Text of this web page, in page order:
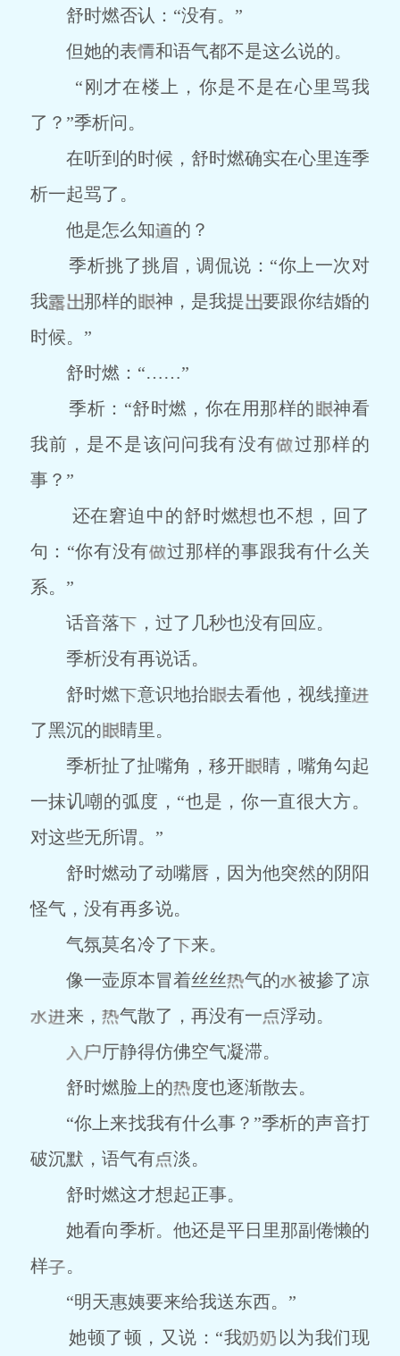
舒时燃否认：“没有。”
但她的表
和语气都不是这么说的。
“刚才在楼上，你是不是在心里骂我
了？”季析问。
在听到的时候，舒时燃确实在心里连季
析一起骂了。
他是怎么知
的？
季析挑了挑眉，调侃说：“你上一次对
我
那样的 神，是我提
要跟你结婚的
时候。”
舒时燃：“……”
季析：“舒时燃，你在用那样的
神看
我前，是不是该问问我有没有
过那样的
事？”
还在窘迫中的舒时燃想也不想，回了
句：“你有没有
过那样的事跟我有什么关
系。”
话音落
，过了几秒也没有回应。
季析没有再说话。
舒时燃
意识地抬
去看他，视线撞
了黑沉的
睛里。
季析扯了扯嘴角，移开
睛，嘴角勾起
一抹讥嘲的弧度，“也是，你一直很大方。
对这些无所谓。”
舒时燃动了动嘴唇，因为他突然的阴阳
怪气，没有再多说。
气氛莫名冷了
来。
像一壶原本冒着丝丝
气的
被掺了凉
来，
气散了，再没有一
浮动。
厅静得仿佛空气凝滞。
舒时燃脸上的
度也逐渐散去。
“你上来找我有什么事？”季析的声音打
破沉默，语气有
淡。
舒时燃这才想起正事。
她看向季析。他还是平日里那副倦懒的
样
。
“明天惠姨要来给我送东西。”
她顿了顿，又说：“我
以为我们现